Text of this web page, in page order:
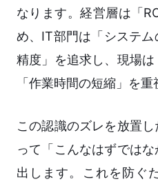
なります。経営層は「
め、IT部門は「システ
精度」を追求し、現場
「作業時間の短縮」を重
この認識のズレを放置
って「こんなはずでは
出します。これを防ぐ